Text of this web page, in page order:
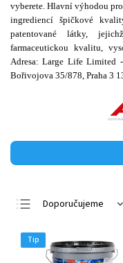
vyberete. Hlavní výhodou
ingrediencí špičkové
patentované látky,
farmaceutickou kvalitu,
Adresa:Large Life Limited
Bořivojova 35/878, Praha 3
Doporučujeme
Nejdražší
Tip